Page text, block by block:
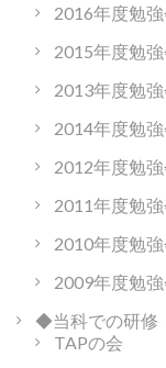
2016年度勉
2015年度勉
2013年度勉
2014年度勉
2012年度勉
2011年度勉
2010年度勉
2009年度勉
◆当科での研修
TAPの会